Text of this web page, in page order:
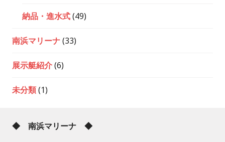
納品・進水式(49)
南浜マリーナ(33)
展示艇紹介(6)
未分類(1)
◆ 南浜マリーナ ◆